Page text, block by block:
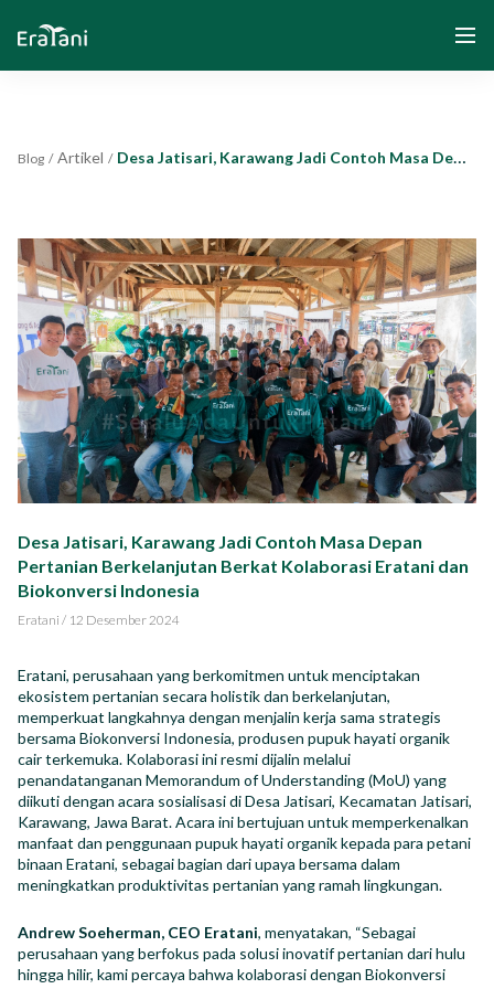
Tentang Kami
Solusi
Komunitas dan Program
Yayasan Segenggam Beras
Media
Karir
ID EN
Blog / Artikel / Desa Jatisari, Karawang Jadi Contoh Masa Depan Pertanian Berkelanjutan Berkat Kolaborasi Eratani dan Biokonversi Indonesia
Desa Jatisari, Karawang Jadi Contoh Masa Depan
Pertanian Berkelanjutan Berkat Kolaborasi Eratani dan
Biokonversi Indonesia
Eratani / 12 Desember 2024
Eratani, perusahaan yang berkomitmen untuk menciptakan
ekosistem pertanian secara holistik dan berkelanjutan,
memperkuat langkahnya dengan menjalin kerja sama strategis
bersama Biokonversi Indonesia, produsen pupuk hayati organik
cair terkemuka. Kolaborasi ini resmi dijalin melalui
penandatanganan Memorandum of Understanding (MoU) yang
diikuti dengan acara sosialisasi di Desa Jatisari, Kecamatan Jatisari,
Karawang, Jawa Barat. Acara ini bertujuan untuk memperkenalkan
manfaat dan penggunaan pupuk hayati organik kepada para petani
binaan Eratani, sebagai bagian dari upaya bersama dalam
meningkatkan produktivitas pertanian yang ramah lingkungan.
Andrew Soeherman, CEO Eratani, menyatakan, “Sebagai
perusahaan yang berfokus pada solusi inovatif pertanian dari hulu
hingga hilir, kami percaya bahwa kolaborasi dengan Biokonversi